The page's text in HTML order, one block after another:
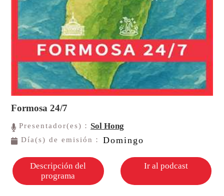
Formosa 24/7
Presentador(es)： Sol Hong
Día(s) de emisión： Domingo
Descripción del
programa
Ir al podcast